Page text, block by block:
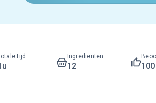
tijd Ingrediënten
12